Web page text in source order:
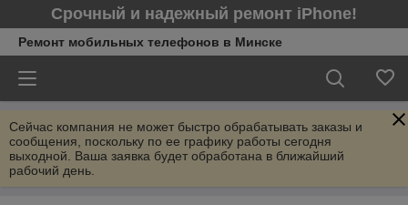
Срочный и надежный ремонт iPhone!
Ремонт мобильных телефонов в Минcке
Сейчас компания не может быстро обрабатывать заказы и
сообщения, поскольку по ее графику работы сегодня
выходной. Ваша заявка будет обработана в ближайший
рабочий день.